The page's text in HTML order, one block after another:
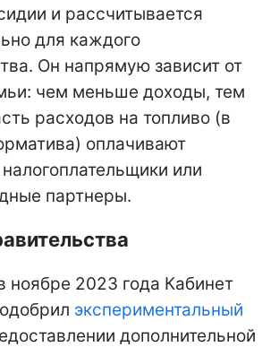
и рассчитывается
для каждого
Он напрямую зависит от
чем меньше доходы, тем
расходов на топливо (в
оплачивают
или
партнеры.
ноябре 2023 года Кабинет
экспериментальный
дополнительной